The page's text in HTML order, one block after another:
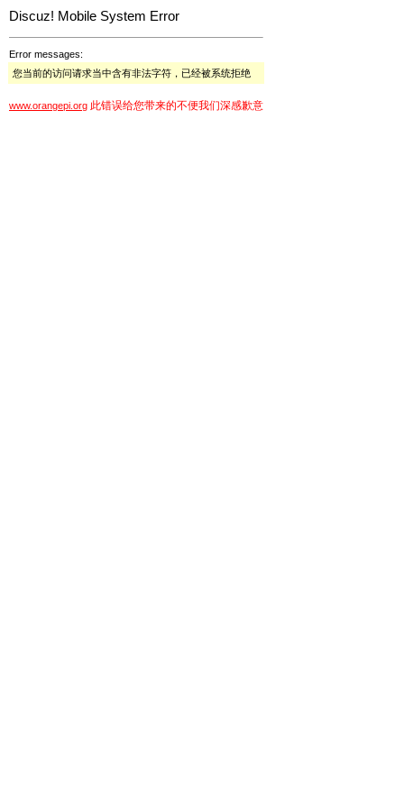
Discuz! Mobile System Error
Error messages:
您当前的访问请求当中含有非法字符，已经被系统拒绝
www.orangepi.org 此错误给您带来的不便我们深感歉意